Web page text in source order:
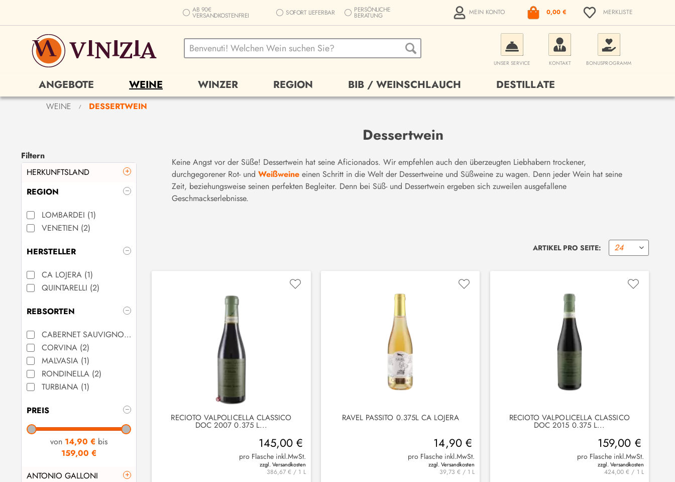
AB 90€
VERSANDKOSTENFREI SOFORT LIEFERBAR PERSÖNLICHE
BERATUNG MEIN KONTO 0,00 € MERKLISTE
UNSER SERVICE KONTAKT BONUSPROGRAMM
ANGEBOTE WEINE WINZER REGION BIB / WEINSCHLAUCH DESTILLATE
WEINE / DESSERTWEIN
Filtern
HERKUNFTSLAND
ITALIEN
REGION
LOMBARDEI (1)
VENETIEN (2)
HERSTELLER
CA LOJERA (1)
QUINTARELLI (2)
REBSORTEN
CABERNET SAUVIGNON
CORVINA (2)
MALVASIA (1)
RONDINELLA (2)
TURBIANA (1)
PREIS
von 14,90 € bis
159,00 €
ANTONIO GALLONI
Dessertwein
Keine Angst vor der Süße! Dessertwein hat seine Aficionados. Wir empfehlen auch den überzeugten Liebhabern trockener,
durchgegorener Rot- und Weißweine einen Schritt in die Welt der Dessertweine und Süßweine zu wagen. Denn jeder Wein hat seine
Zeit, beziehungsweise seinen perfekten Begleiter. Denn bei Süß- und Dessertwein ergeben sich zuweilen ausgefallene
Geschmackserlebnisse.
ARTIKEL PRO SEITE:
RECIOTO VALPOLICELLA CLASSICO
DOC 2007 0.375 L...
145,00 €
pro Flasche inkl.MwSt.
zzgl. Versandkosten
386,67 € / 1 L
RAVEL PASSITO 0.375L CA LOJERA
14,90 €
pro Flasche inkl.MwSt.
zzgl. Versandkosten
39,73 € / 1 L
RECIOTO VALPOLICELLA CLASSICO
DOC 2015 0.375 L...
159,00 €
pro Flasche inkl.MwSt.
zzgl. Versandkosten
424,00 € / 1 L